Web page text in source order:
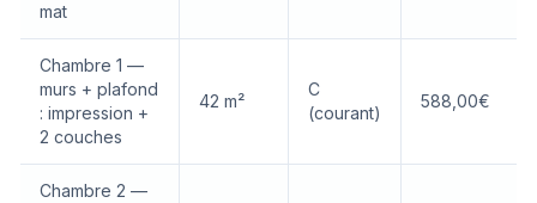
mat
Chambre 1 —
murs + plafond
: impression +
2 couches
42 m²
C
(courant)
588,00€
Chambre 2 —